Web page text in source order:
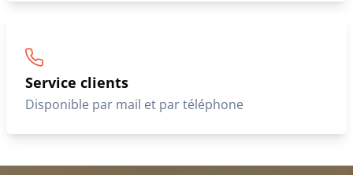
Service clients
Disponible par mail et par téléphone